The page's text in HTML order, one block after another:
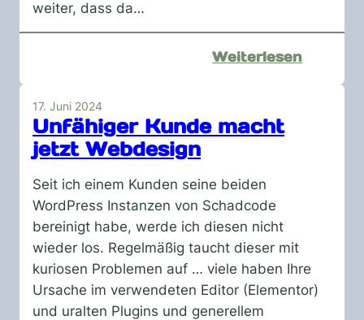
weiter, dass da…
Weiterlesen:
17. Juni 2024
Unfähiger Kunde macht
jetzt Webdesign
Seit ich einem Kunden seine beiden
WordPress Instanzen von Schadcode
bereinigt habe, werde ich diesen nicht
wieder los. Regelmäßig taucht dieser mit
kuriosen Problemen auf … viele haben Ihre
Ursache im verwendeten Editor (Elementor)
und uralten Plugins und generellem